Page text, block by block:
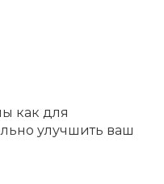
как для
улучшить ваш